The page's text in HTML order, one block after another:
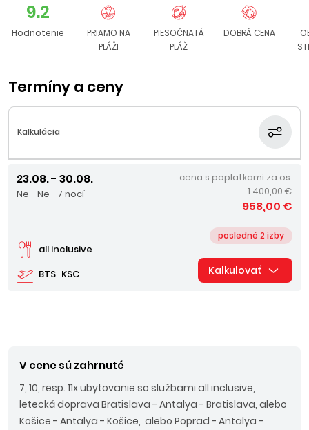
9.2
Hodnotenie
PRIAMO NA
PLÁŽI
PIESOČNATÁ
PLÁŽ
DOBRÁ CENA
Termíny a ceny
Kalkulácia
23.08. - 30.08.
Ne - Ne 7 nocí
BTS KSC
all inclusive
posledné 2 izby
cena s poplatkami za os.
1 400,00 €
958,00 €
Kalkulovať
V cene sú zahrnuté
7, 10, resp. 11x ubytovanie so službami all inclusive,
letecká doprava Bratislava - Antalya - Bratislava, alebo
Košice - Antalya - Košice, alebo Poprad - Antalya -